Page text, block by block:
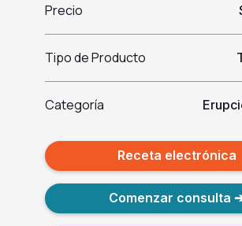
Precio
Tipo de Producto
Categoría
Receta electrónica
Comenzar consulta